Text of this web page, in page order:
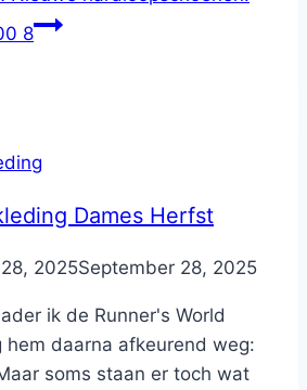
8
Dames Herfst
2025September 28, 2025
ik de Runner's World
hem daarna afkeurend weg:
soms staan er toch wat